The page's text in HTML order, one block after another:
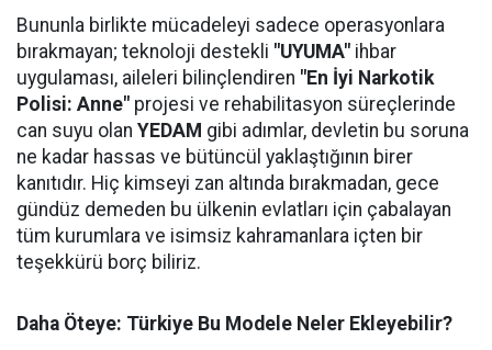
​Bununla birlikte mücadeleyi sadece operasyonlara
bırakmayan; teknoloji destekli "UYUMA" ihbar
uygulaması, aileleri bilinçlendiren "En İyi Narkotik
Polisi: Anne" projesi ve rehabilitasyon süreçlerinde
can suyu olan YEDAM gibi adımlar, devletin bu soruna
ne kadar hassas ve bütüncül yaklaştığının birer
kanıtıdır. Hiç kimseyi zan altında bırakmadan, gece
gündüz demeden bu ülkenin evlatları için çabalayan
tüm kurumlara ve isimsiz kahramanlara içten bir
teşekkürü borç biliriz.
Daha Öteye: Türkiye Bu Modele Neler Ekleyebilir?